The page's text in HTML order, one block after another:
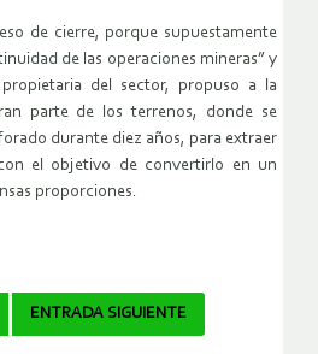
de cierre, porque supuestamente
de las operaciones mineras” y
del sector, propuso a la
parte de los terrenos, donde se
durante diez años, para extraer
el objetivo de convertirlo en un
proporciones.
ENTRADA SIGUIENTE